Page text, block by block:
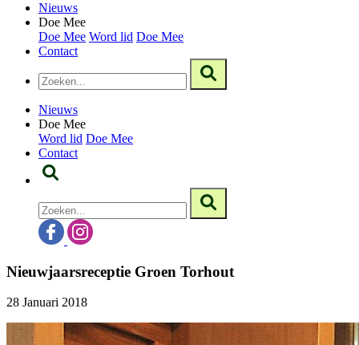
Nieuws
Doe Mee
Doe Mee Word lid Doe Mee
Contact
Nieuws
Doe Mee
Word lid Doe Mee
Contact
Nieuwjaarsreceptie Groen Torhout
28 Januari 2018